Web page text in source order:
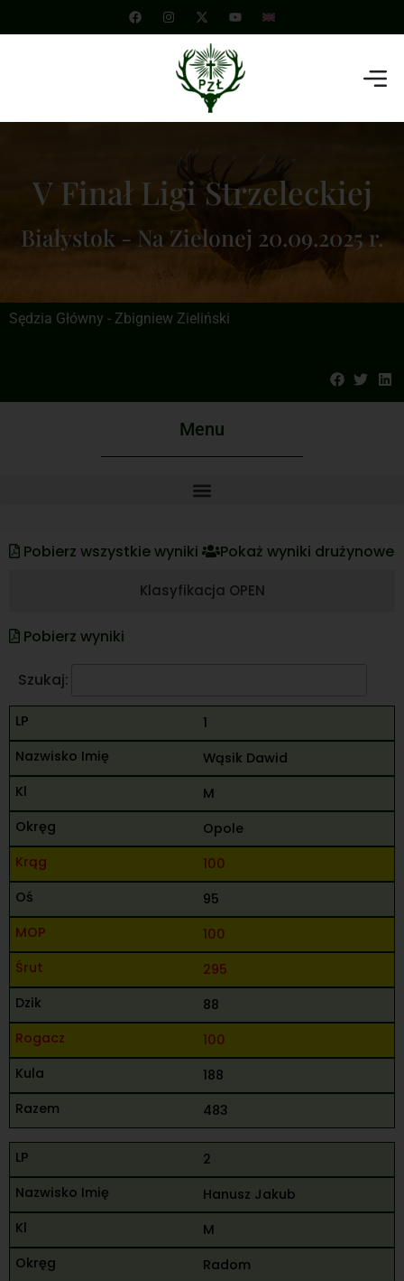
V Finał Ligi Strzeleckiej
Białystok - Na Zielonej 20.09.2025 r.
Sędzia Główny - Zbigniew Zieliński
Menu
Pobierz wszystkie wyniki Pokaż wyniki drużynowe
Klasyfikacja OPEN
Pobierz wyniki
Szukaj:
1
Wąsik Dawid
M
Opole
100
95
100
295
88
100
188
483
2
Hanusz Jakub
M
Radom